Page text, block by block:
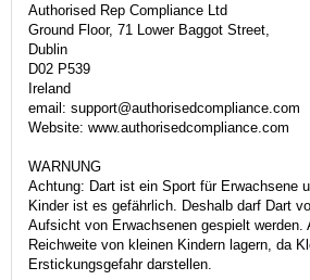
Authorised Rep Compliance Ltd
Ground Floor, 71 Lower Baggot Street,
Dublin
D02 P539
Ireland
email: support@authorisedcompliance.com
Website: www.authorisedcompliance.com
WARNUNG
Achtung: Dart ist ein Sport für Erwachsene
Kinder ist es gefährlich. Deshalb darf Dart
Aufsicht von Erwachsenen gespielt werden.
Reichweite von kleinen Kindern lagern, da
Erstickungsgefahr darstellen.